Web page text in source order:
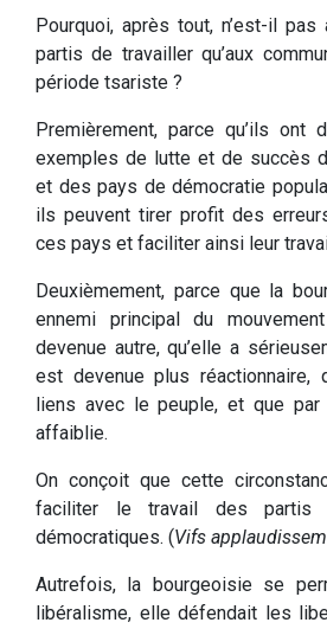
Pourquoi, après tout, n’est-il
partis de travailler qu’aux
période tsariste ?
Premièrement, parce qu’ils ont
exemples de lutte et de succès
et des pays de démocratie
ils peuvent tirer profit des
ces pays et faciliter ainsi leur
Deuxièmement, parce que la
ennemi principal du
devenue autre, qu’elle a
est devenue plus réactionnaire,
liens avec le peuple, et que
affaiblie.
On conçoit que cette
faciliter le travail des partis
démocratiques. (Vifs
Autrefois, la bourgeoisie se
libéralisme, elle défendait les